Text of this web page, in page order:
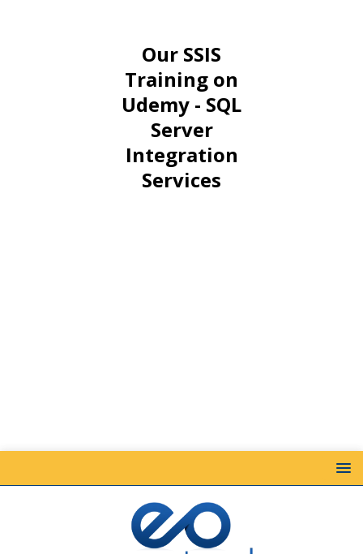
Our SSIS
Training on
Udemy - SQL
Server
Integration
Services